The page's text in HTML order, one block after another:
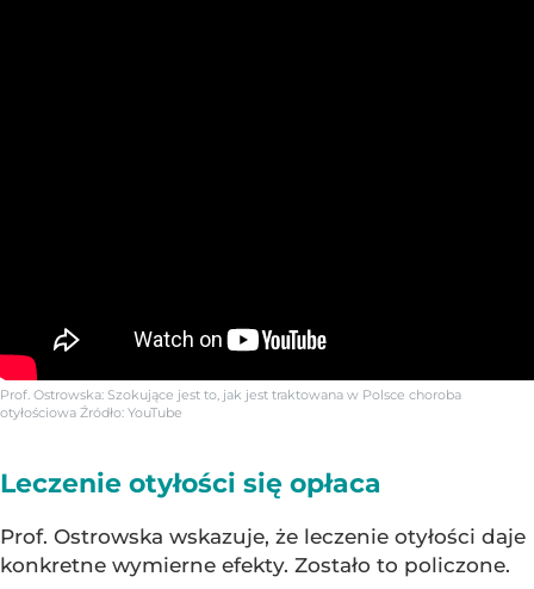
Prof. Ostrowska: Szokujące jest to, jak jest traktowana w Polsce choroba
otyłościowa Źródło: YouTube
Leczenie otyłości się opłaca
Prof. Ostrowska wskazuje, że leczenie otyłości daje
konkretne wymierne efekty. Zostało to policzone.